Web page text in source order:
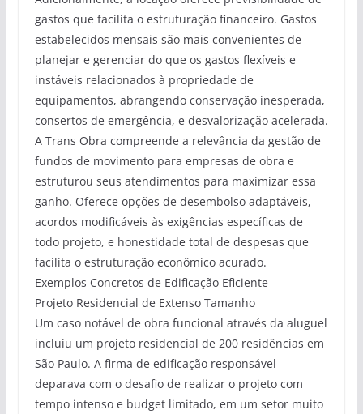
gastos que facilita o estruturação financeiro. Gastos
estabelecidos mensais são mais convenientes de
planejar e gerenciar do que os gastos flexíveis e
instáveis relacionados à propriedade de
equipamentos, abrangendo conservação inesperada,
consertos de emergência, e desvalorização acelerada.
A Trans Obra compreende a relevância da gestão de
fundos de movimento para empresas de obra e
estruturou seus atendimentos para maximizar essa
ganho. Oferece opções de desembolso adaptáveis,
acordos modificáveis às exigências específicas de
todo projeto, e honestidade total de despesas que
facilita o estruturação econômico acurado.
Exemplos Concretos de Edificação Eficiente
Projeto Residencial de Extenso Tamanho
Um caso notável de obra funcional através da aluguel
incluiu um projeto residencial de 200 residências em
São Paulo. A firma de edificação responsável
deparava com o desafio de realizar o projeto com
tempo intenso e budget limitado, em um setor muito